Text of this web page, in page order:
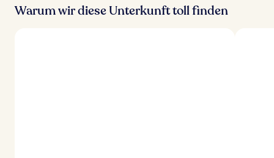
Warum wir diese Unterkunft toll finden